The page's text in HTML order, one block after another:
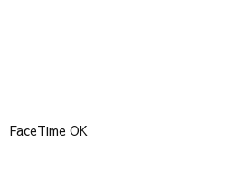
FaceTime OK